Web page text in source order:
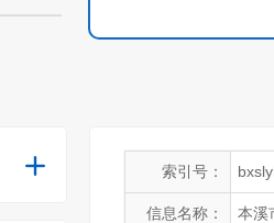
索引号：
信息名称： 本溪